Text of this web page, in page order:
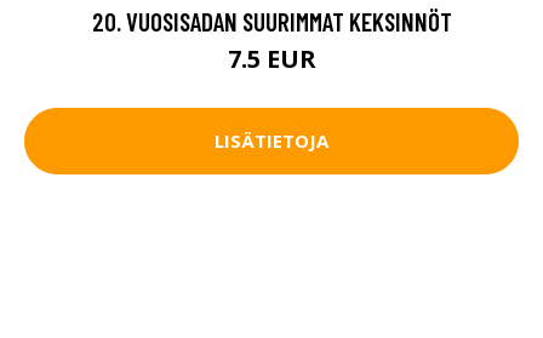
20. VUOSISADAN SUURIMMAT KEKSINNÖT
7.5 EUR
LISÄTIETOJA